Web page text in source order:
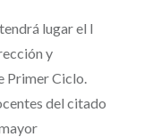
lugar el I
y
Primer Ciclo.
del citado